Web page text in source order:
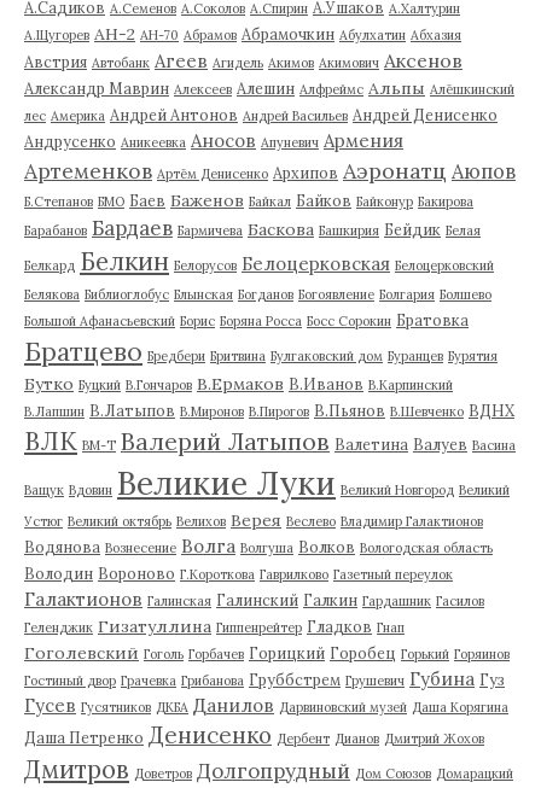
А.Садиков А.Семенов А.Соколов А.Спирин А.Ушаков А.Халтурин
А.Щугорев АН-2 АН-70 Абрамов Абрамочкин Абулхатин Абхазия
Австрия Автобанк Агеев Агидель Акимов Акимович Аксенов
Александр Маврин Алексеев Алешин Алфреймс Альпы Алёшкинский
лес Америка Андрей Антонов Андрей Васильев Андрей Денисенко
Андрусенко Аникеевка Аносов Апуневич Армения
Артеменков Артём Денисенко Архипов Аэронатц Аюпов
Б.Степанов БМО Баев Баженов Байкал Байков Байконур Бакирова
Барабанов Бардаев Бармичева Баскова Башкирия Бейдик Белая
Белкард Белкин Белорусов Белоцерковская Белоцерковский
Белякова Библиоглобус Блынская Богданов Богоявление Болгария Болшево
Большой Афанасьевский Борис Боряна Росса Босс Сорокин Братовка
Братцево Бредбери Бритвина Булгаковский дом Буранцев Бурятия
Бутко Буцкий В.Гончаров В.Ермаков В.Иванов В.Карпинский
В.Лапшин В.Латыпов В.Миронов В.Пирогов В.Пьянов В.Шевченко ВДНХ
ВЛК ВМ-Т Валерий Латыпов Валетина Валуев Васина
Ващук Вдовин Великие Луки Великий Новгород Великий
Устюг Великий октябрь Велихов Верея Веслево Владимир Галактионов
Водянова Вознесение Волга Волгуша Волков Вологодская область
Володин Вороново Г.Короткова Гаврилково Газетный переулок
Галактионов Галинская Галинский Галкин Гардашник Гасилов
Геленджик Гизатуллина Гиппенрейтер Гладков Гнап
Гоголевский Гоголь Горбачев Горицкий Горобец Горький Горяинов
Гостиный двор Грачевка Грибанова Груббстрем Грушевич Губина Гуз
Гусев Гусятников ДКБА Данилов Дарвиновский музей Даша Корягина
Даша Петренко Денисенко Дербент Дианов Дмитрий Жохов
Дмитров Доветров Долгопрудный Дом Союзов Домарацкий